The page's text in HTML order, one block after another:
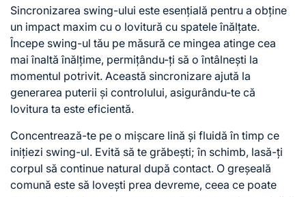
Sincronizarea swing-ului este esențială pentru a obține
un impact maxim cu o lovitură cu spatele înălțate.
Începe swing-ul tău pe măsură ce mingea atinge cea
mai înaltă înălțime, permițându-ți să o întâlnești la
momentul potrivit. Această sincronizare ajută la
generarea puterii și controlului, asigurându-te că
lovitura ta este eficientă.
Concentrează-te pe o mișcare lină și fluidă în timp ce
inițiezi swing-ul. Evită să te grăbești; în schimb, lasă-ți
corpul să continue natural după contact. O greșeală
comună este să lovești prea devreme, ceea ce poate